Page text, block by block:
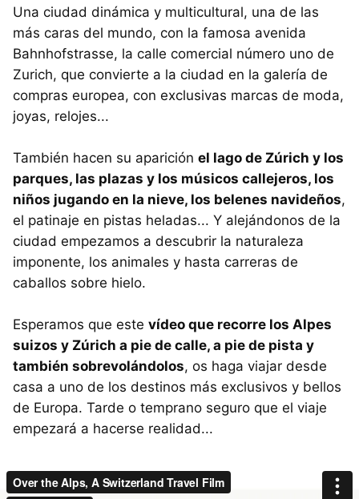
Una ciudad dinámica y multicultural, una de las
más caras del mundo, con la famosa avenida
Bahnhofstrasse, la calle comercial número uno de
Zurich, que convierte a la ciudad en la galería de
compras europea, con exclusivas marcas de moda,
joyas, relojes...
También hacen su aparición el lago de Zúrich y los
parques, las plazas y los músicos callejeros, los
niños jugando en la nieve, los belenes navideños,
el patinaje en pistas heladas... Y alejándonos de la
ciudad empezamos a descubrir la naturaleza
imponente, los animales y hasta carreras de
caballos sobre hielo.
Esperamos que este vídeo que recorre los Alpes
suizos y Zúrich a pie de calle, a pie de pista y
también sobrevolándolos, os haga viajar desde
casa a uno de los destinos más exclusivos y bellos
de Europa. Tarde o temprano seguro que el viaje
empezará a hacerse realidad...